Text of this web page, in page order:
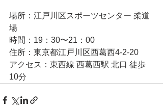
場所：江戸川区スポーツセンター 柔道
場
時間：19：30〜21：00
住所：東京都江戸川区西葛西4-2-20
アクセス：東西線 西葛西駅 北口 徒歩
10分